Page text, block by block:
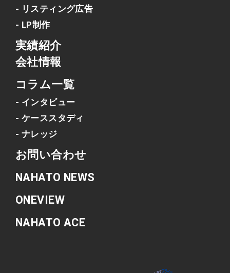
- リスティング広告
- LP制作
実績紹介
会社情報
コラム一覧
- インタビュー
- ケーススタディ
- ナレッジ
お問い合わせ
NAHATO NEWS
ONEVIEW
NAHATO ACE